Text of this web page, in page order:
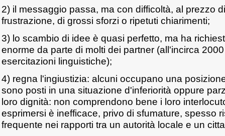
2) il messaggio passa, ma con difficoltà, al prezzo
frustrazione, di grossi sforzi o ripetuti chiarimenti;
3) lo scambio di idee è quasi perfetto, ma ha
enorme da parte di molti dei partner (all'incirca
esercitazioni linguistiche);
4) regna l'ingiustizia: alcuni occupano una
sono posti in una situazione d'inferiorità oppure
loro dignità: non comprendono bene i loro
esprimersi è inefficace, privo di sfumature, spesso
frequente nei rapporti tra un autorità locale e un